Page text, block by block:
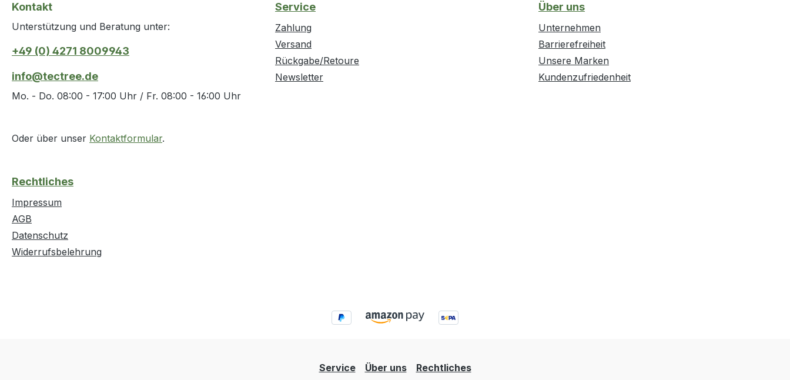
Kontakt
Unterstützung und Beratung unter:
+49 (0) 4271 8009943
info@tectree.de
Mo. - Do. 08:00 - 17:00 Uhr / Fr. 08:00 - 16:00 Uhr
Oder über unser Kontaktformular.
Service
Zahlung
Versand
Rückgabe/Retoure
Newsletter
Über uns
Unternehmen
Barrierefreiheit
Unsere Marken
Kundenzufriedenheit
Rechtliches
Impressum
AGB
Datenschutz
Widerrufsbelehrung
Service Über uns Rechtliches